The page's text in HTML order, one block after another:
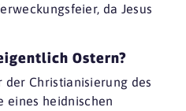
da Jesus
Ostern?
Christianisierung des
eines heidnischen